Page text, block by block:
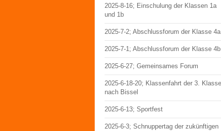
2025-8-16; Einschulung der Klassen 1a
und 1b
2025-7-2; Abschlussforum der Klasse 4a
2025-7-1; Abschlussforum der Klasse 4b
2025-6-27; Gemeinsames Forum
2025-6-18-20; Klassenfahrt der 3.
nach Bissel
2025-6-13; Sportfest
2025-6-3; Schnuppertag der zukünftigen